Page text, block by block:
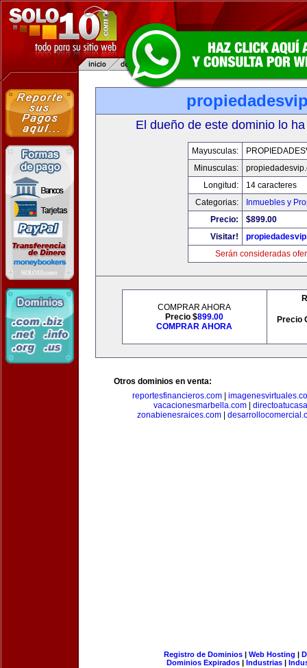
El dueño de este dominio lo
Mayusculas:
Minusculas:
Longitud:
14 caracteres
Categorias:
Inmuebles y
Precio:
$899.00
Visitar!
Serán consideradas
COMPRAR AHORA
Precio $899.00
COMPRAR AHORA
Precio
Otros dominios en venta:
reportesfinancieros.com
vacacionesmarbella.com
zonabienesraices.com
Registro de Dominios| Web Hosting |
Dominios Expirados | Industrias |